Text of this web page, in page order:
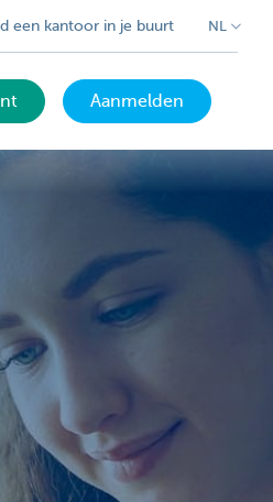
een kantoor in je buurt NL
Aanmelden